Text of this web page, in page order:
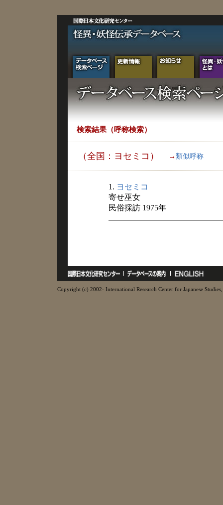
検索結果（呼称検索）
（全国：ヨセミコ） → 類似呼称
1. ヨセミコ
寄せ巫女
民俗採訪 1975年
Copyright (c) 2002- International Research Center for Japanese